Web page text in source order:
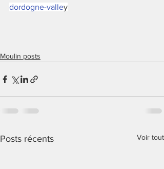
dordogne-valley
Moulin posts
Posts récents Voir tout